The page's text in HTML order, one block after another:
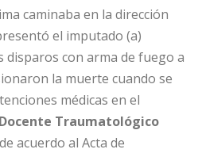
caminaba en la dirección
el imputado (a)
disparos con arma de fuego a
la muerte cuando se
médicas en el
Traumatológico
acuerdo al Acta de